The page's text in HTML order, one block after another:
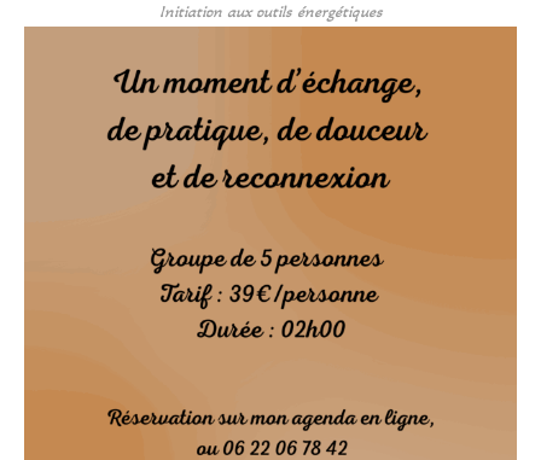
Initiation aux outils énergétiques